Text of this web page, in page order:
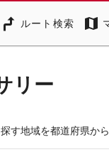
ルート検索 map
リー
す地域を都道府県か